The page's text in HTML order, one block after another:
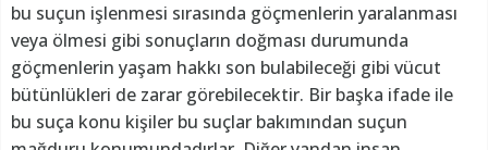
bu suçun işlenmesi sırasında göçmenlerin yaralanması
veya ölmesi gibi sonuçların doğması durumunda
göçmenlerin yaşam hakkı son bulabileceği gibi vücut
bütünlükleri de zarar görebilecektir. Bir başka ifade ile
bu suça konu kişiler bu suçlar bakımından suçun